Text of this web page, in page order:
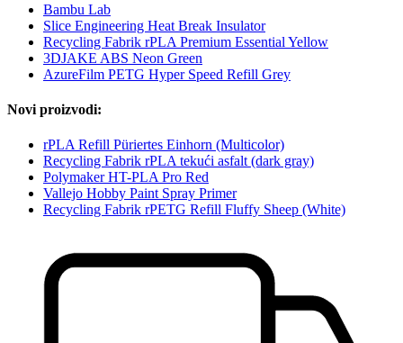
Bambu Lab
Slice Engineering Heat Break Insulator
Recycling Fabrik rPLA Premium Essential Yellow
3DJAKE ABS Neon Green
AzureFilm PETG Hyper Speed Refill Grey
Novi proizvodi:
rPLA Refill Püriertes Einhorn (Multicolor)
Recycling Fabrik rPLA tekući asfalt (dark gray)
Polymaker HT-PLA Pro Red
Vallejo Hobby Paint Spray Primer
Recycling Fabrik rPETG Refill Fluffy Sheep (White)